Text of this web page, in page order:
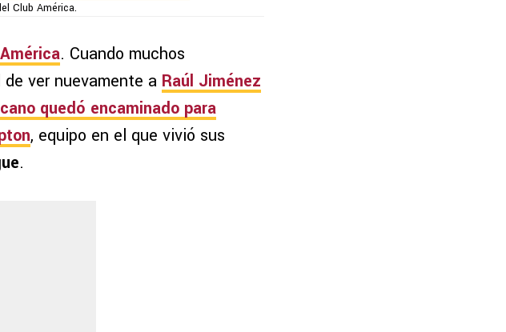
Club América.
. Cuando muchos
ver nuevamente a Raúl Jiménez
quedó encaminado para
, equipo en el que vivió sus
.